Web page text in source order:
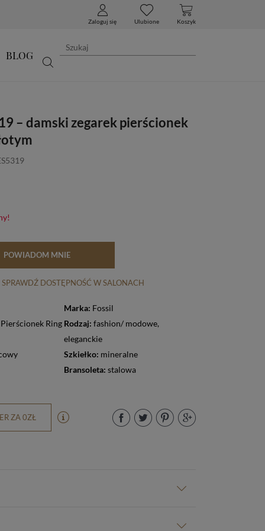
Zaloguj się Ulubione Koszyk
BLOG
– damski zegarek pierścionek
POWIADOM MNIE
SPRAWDŹ DOSTĘPNOŚĆ W SALONACH
Marka: Fossil
Ring Rodzaj:fashion/ modowe,
eleganckie
Szkiełko: mineralne
Bransoleta: stalowa
ZA 0ZŁ